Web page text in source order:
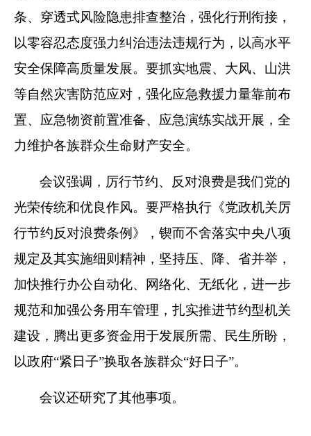
条、穿透式风险隐患排查整治，强化行刑衔接，
以零容忍态度强力纠治违法违规行为，以高水平
安全保障高质量发展。要抓实地震、大风、山洪
等自然灾害防范应对，强化应急救援力量靠前布
置、应急物资前置准备、应急演练实战开展，全
力维护各族群众生命财产安全。
会议强调，厉行节约、反对浪费是我们党的
光荣传统和优良作风。要严格执行《党政机关厉
行节约反对浪费条例》，锲而不舍落实中央八项
规定及其实施细则精神，坚持压、降、省并举，
加快推行办公自动化、网络化、无纸化，进一步
规范和加强公务用车管理，扎实推进节约型机关
建设，腾出更多资金用于发展所需、民生所盼，
以政府“紧日子”换取各族群众“好日子”。
会议还研究了其他事项。